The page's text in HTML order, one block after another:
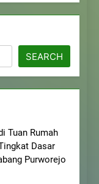
SEARCH
Tuan Rumah
Dasar
Purworejo